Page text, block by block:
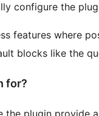
configure the
features where
blocks like the
for?
the plugin provide